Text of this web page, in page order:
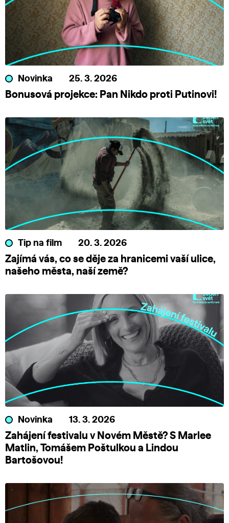
Novinka 25. 3. 2026
Bonusová projekce: Pan Nikdo proti Putinovi!
Tip na film 20. 3. 2026
Zajímá vás, co se děje za hranicemi vaší ulice,
našeho města, naší země?
Novinka 13. 3. 2026
Zahájení festivalu v Novém Městě? S Marlee
Matlin, Tomášem Poštulkou a Lindou
Bartošovou!